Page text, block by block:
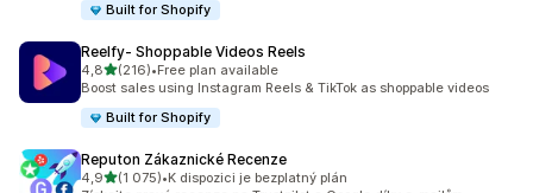
Built for Shopify
Reelfy‑ Shoppable Videos Reels
4,8z 5 hvězd
(216)
Celkový počet recenzí: 216
•Free plan available
Boost sales using Instagram Reels & TikTok as shoppable videos
Built for Shopify
Reputon Zákaznické Recenze
4,9z 5 hvězd
(1 075)
Celkový počet recenzí: 1075
•K dispozici je bezplatný plán